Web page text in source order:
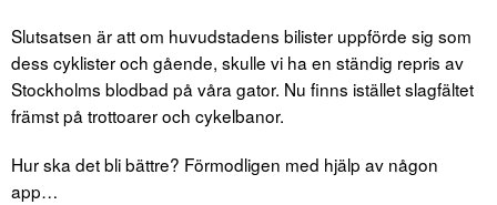
Slutsatsen är att om huvudstadens bilister uppförde sig som
dess cyklister och gående, skulle vi ha en ständig repris av
Stockholms blodbad på våra gator. Nu finns istället slagfältet
främst på trottoarer och cykelbanor.
Hur ska det bli bättre? Förmodligen med hjälp av någon
app…